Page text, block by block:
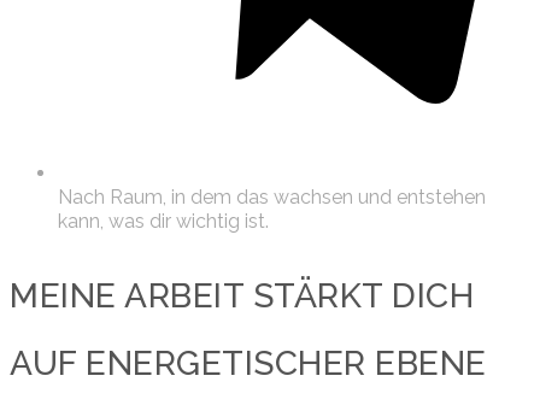
Nach Raum, in dem das wachsen und entstehen
kann, was dir wichtig ist.
MEINE ARBEIT STÄRKT DICH
AUF ENERGETISCHER EBENE